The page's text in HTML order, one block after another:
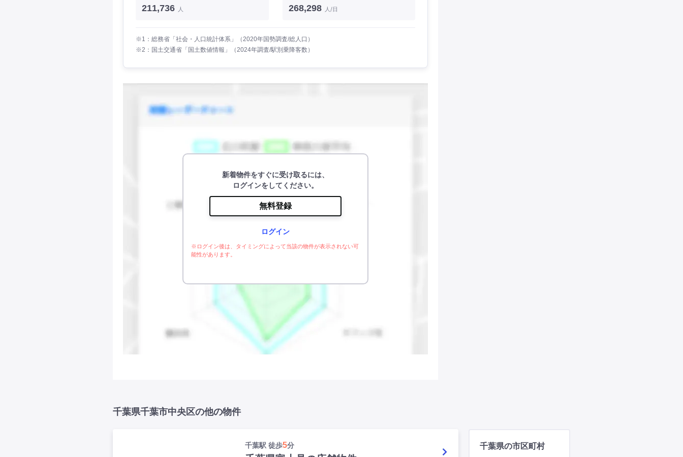
211,736 人 268,298 人/日
※1：総務省「社会・人口統計体系」（2020年国勢調査/総人口）
※2：国土交通省「国土数値情報」（2024年調査/駅別乗降客数）
新着物件をすぐに受け取るには、
ログインをしてください。
無料登録
ログイン
※ログイン後は、タイミングによって当該の物件が表示されない可
能性があります。
千葉県千葉市中央区の他の物件
千葉駅 徒歩5分 千葉県の市区町村